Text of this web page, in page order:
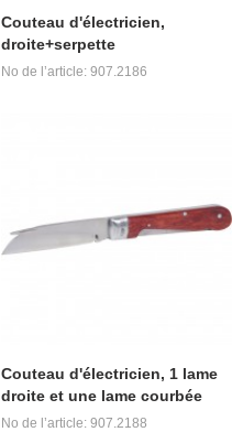
Couteau d'électricien,
droite+serpette
No de l’article: 907.2186
Couteau d'électricien, 1 lame
droite et une lame courbée
No de l’article: 907.2188